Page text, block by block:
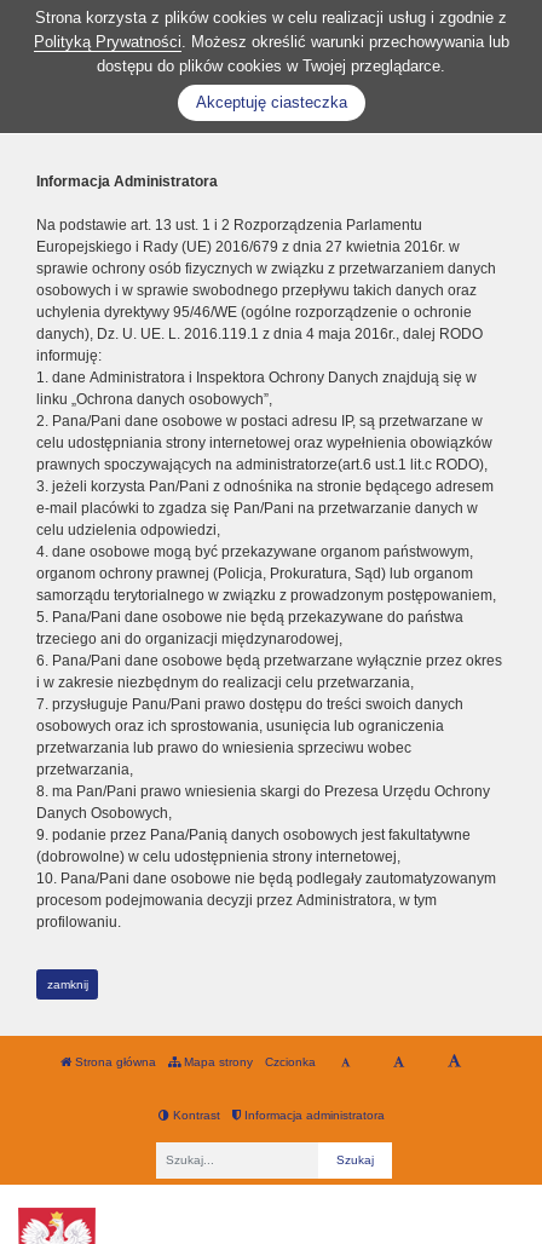
Strona korzysta z plików cookies w celu realizacji usług i zgodnie z
Polityką Prywatności. Możesz określić warunki przechowywania lub
dostępu do plików cookies w Twojej przeglądarce.
Akceptuję ciasteczka
Informacja Administratora
Na podstawie art. 13 ust. 1 i 2 Rozporządzenia Parlamentu
Europejskiego i Rady (UE) 2016/679 z dnia 27 kwietnia 2016r. w
sprawie ochrony osób fizycznych w związku z przetwarzaniem danych
osobowych i w sprawie swobodnego przepływu takich danych oraz
uchylenia dyrektywy 95/46/WE (ogólne rozporządzenie o ochronie
danych), Dz. U. UE. L. 2016.119.1 z dnia 4 maja 2016r., dalej RODO
informuję:
1. dane Administratora i Inspektora Ochrony Danych znajdują się w
linku „Ochrona danych osobowych”,
2. Pana/Pani dane osobowe w postaci adresu IP, są przetwarzane w
celu udostępniania strony internetowej oraz wypełnienia obowiązków
prawnych spoczywających na administratorze(art.6 ust.1 lit.c RODO),
3. jeżeli korzysta Pan/Pani z odnośnika na stronie będącego adresem
e-mail placówki to zgadza się Pan/Pani na przetwarzanie danych w
celu udzielenia odpowiedzi,
4. dane osobowe mogą być przekazywane organom państwowym,
organom ochrony prawnej (Policja, Prokuratura, Sąd) lub organom
samorządu terytorialnego w związku z prowadzonym postępowaniem,
5. Pana/Pani dane osobowe nie będą przekazywane do państwa
trzeciego ani do organizacji międzynarodowej,
6. Pana/Pani dane osobowe będą przetwarzane wyłącznie przez okres
i w zakresie niezbędnym do realizacji celu przetwarzania,
7. przysługuje Panu/Pani prawo dostępu do treści swoich danych
osobowych oraz ich sprostowania, usunięcia lub ograniczenia
przetwarzania lub prawo do wniesienia sprzeciwu wobec
przetwarzania,
8. ma Pan/Pani prawo wniesienia skargi do Prezesa Urzędu Ochrony
Danych Osobowych,
9. podanie przez Pana/Panią danych osobowych jest fakultatywne
(dobrowolne) w celu udostępnienia strony internetowej,
10. Pana/Pani dane osobowe nie będą podlegały zautomatyzowanym
procesom podejmowania decyzji przez Administratora, w tym
profilowaniu.
zamknij
Strona główna Mapa strony Czcionka
Kontrast Informacja administratora